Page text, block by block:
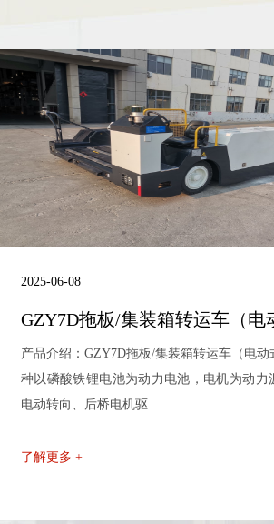
2025-06-08
GZY7D拖板/集装箱转运车（电
产品介绍：GZY7D拖板/集装箱转运车（电动
种以磷酸铁锂电池为动力电池，电机为动力
电动转向、后桥电机驱…
了解更多 +